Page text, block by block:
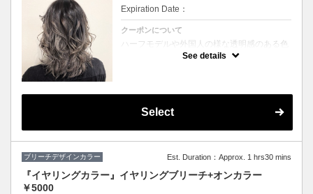
Expiration Date：
クーポンについて
ハーフモデルや外国人の様な透明感のある色
や、鮮やかな色をご希望の方はコレ♪
グラデーション、インナーカラーもこちらで
ございます。
See details
Select
ブリーチデザインカラー Est. Duration：Approx. 1 hrs30 mins
『イヤリングカラー』イヤリングブリーチ+オンカラー
￥5000